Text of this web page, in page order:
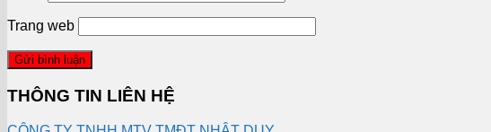
Trang web
THÔNG TIN LIÊN HỆ